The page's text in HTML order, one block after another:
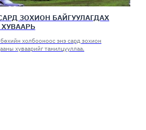
ЗОХИОН БАЙГУУЛАГДАХ
холбооноос энэ сард зохион
хуваарийг танилцууллаа.